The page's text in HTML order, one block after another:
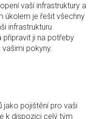
vaší infrastruktury a
úkolem je řešit všechny
infrastrukturu
připravit ji na potřeby
pokyny.
jako pojištění pro vaši
k dispozici celý tým